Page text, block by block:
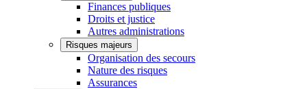
Finances publiques
Droits et justice
Autres administrations
Risques majeurs
Organisation des secours
Nature des risques
Assurances